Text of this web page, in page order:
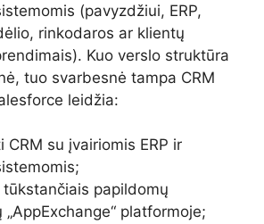
(pavyzdžiui, ERP,
rinkodaros ar klientų
Kuo verslo struktūra
tuo svarbesnė tampa CRM
leidžia:
CRM su įvairiomis ERP ir
papildomų
„AppExchange“ platformoje;